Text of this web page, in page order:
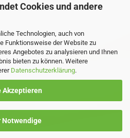
Cookies und andere
Technologien, auch von
Funktionsweise der Website zu
Angebotes zu analysieren und Ihnen
bieten zu können. Weitere
Datenschutzerklärung.
Akzeptieren
Notwendige